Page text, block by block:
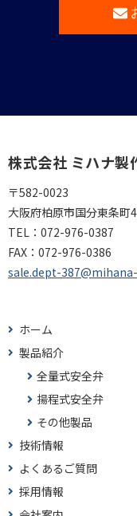
株式会社 ミハナ製
〒582-0023
大阪府柏原市国分東条町
TEL： 072-976-0387
FAX： 072-976-0386
sale.dept-
ホーム
製品紹介
全量式安全弁
揚程式安全弁
その他製品
技術情報
よくあるご質問
採用情報